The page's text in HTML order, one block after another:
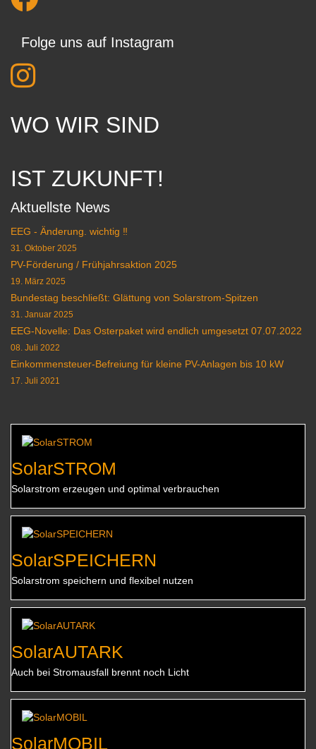
Folge uns auf Instagram
WO WIR SIND
IST ZUKUNFT!
Aktuellste News
EEG - Änderung. wichtig ‼️
31. Oktober 2025
PV-Förderung / Frühjahrsaktion 2025
19. März 2025
Bundestag beschließt: Glättung von Solarstrom-Spitzen
31. Januar 2025
EEG-Novelle: Das Osterpaket wird endlich umgesetzt 07.07.2022
08. Juli 2022
Einkommensteuer-Befreiung für kleine PV-Anlagen bis 10 kW
17. Juli 2021
SolarSTROM
Solarstrom erzeugen und optimal verbrauchen
SolarSPEICHERN
Solarstrom speichern und flexibel nutzen
SolarAUTARK
Auch bei Stromausfall brennt noch Licht
SolarMOBIL